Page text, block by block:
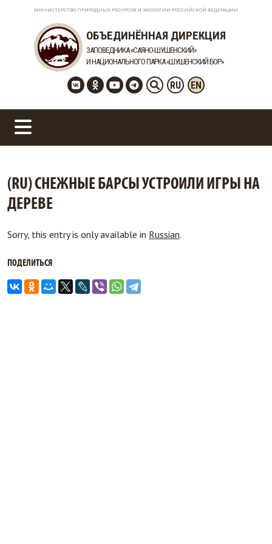
МИНИСТЕРСТВО ПРИРОДНЫХ РЕСУРСОВ И ЭКОЛОГИИ РОССИЙСКОЙ ФЕДЕРАЦИИ
ОБЪЕДИНЁННАЯ ДИРЕКЦИЯ
ЗАПОВЕДНИКА «САЯНО-ШУШЕНСКИЙ»
И НАЦИОНАЛЬНОГО ПАРКА «ШУШЕНСКИЙ БОР»
RU EN
(RU) СНЕЖНЫЕ БАРСЫ УСТРОИЛИ ИГРЫ НА
ДЕРЕВЕ
Sorry, this entry is only available in Russian.
ПОДЕЛИТЬСЯ